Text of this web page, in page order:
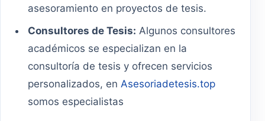
asesoramiento en proyectos de tesis.
Consultores de Tesis: Algunos consultores
académicos se especializan en la
consultoría de tesis y ofrecen servicios
personalizados, enAsesoriadetesis.top
somos especialistas